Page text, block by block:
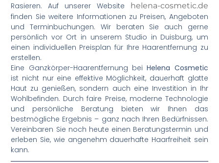
Rasieren. Auf unserer Website helena-cosmetic.de
finden Sie weitere Informationen zu Preisen, Angeboten
und Terminbuchungen. Wir beraten Sie auch gerne
persönlich vor Ort in unserem Studio in Duisburg, um
einen individuellen Preisplan für Ihre Haarentfernung zu
erstellen.
Eine Ganzkörper-Haarentfernung beiHelena Cosmetic
ist nicht nur eine effektive Möglichkeit, dauerhaft glatte
Haut zu genießen, sondern auch eine Investition in Ihr
Wohlbefinden. Durch faire Preise, moderne Technologie
und persönliche Beratung bieten wir Ihnen das
bestmögliche Ergebnis – ganz nach Ihren Bedürfnissen.
Vereinbaren Sie noch heute einen Beratungstermin und
erleben Sie, wie angenehm dauerhafte Haarfreiheit sein
kann.